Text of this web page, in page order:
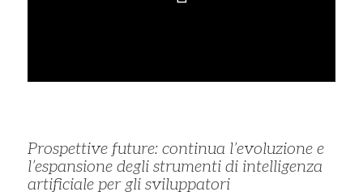
Prospettive future: continua l’evoluzione e
l’espansione degli strumenti di intelligenza
artificiale per gli sviluppatori